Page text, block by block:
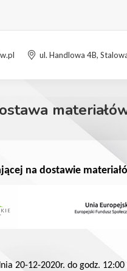
ul. Handlowa 4B,
na dostawie
20-12-2020r. do godz. 12:00